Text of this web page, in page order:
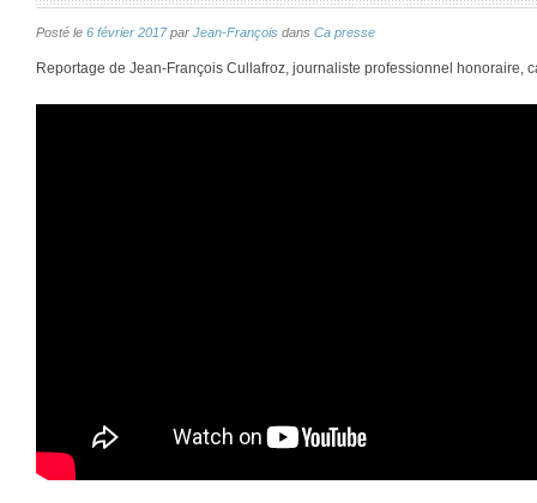
Posté le 6 février 2017 par Jean-François dans Ca presse
Reportage de Jean-François Cullafroz, journaliste professionnel honoraire,